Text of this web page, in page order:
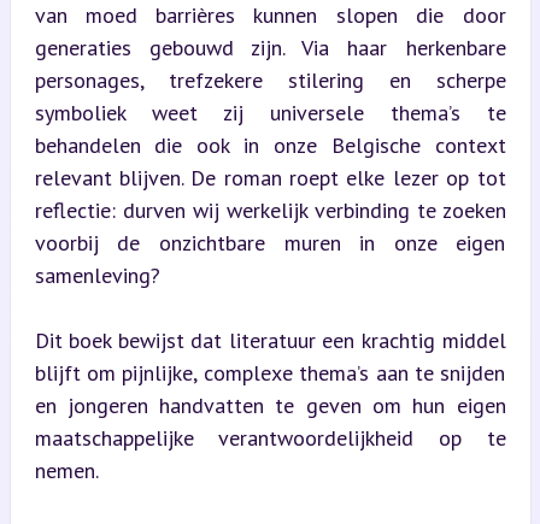
van moed barrières kunnen slopen die door
generaties gebouwd zijn. Via haar herkenbare
personages, trefzekere stilering en scherpe
symboliek weet zij universele thema’s te
behandelen die ook in onze Belgische context
relevant blijven. De roman roept elke lezer op tot
reflectie: durven wij werkelijk verbinding te zoeken
voorbij de onzichtbare muren in onze eigen
samenleving?
Dit boek bewijst dat literatuur een krachtig middel
blijft om pijnlijke, complexe thema’s aan te snijden
en jongeren handvatten te geven om hun eigen
maatschappelijke verantwoordelijkheid op te
nemen.